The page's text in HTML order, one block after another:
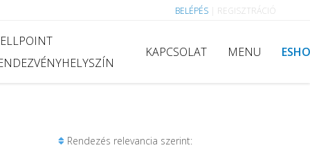
BELÉPÉS REGISZTRÁCIÓ
KAPCSOLAT MENU
Rendezés relevancia szerint: